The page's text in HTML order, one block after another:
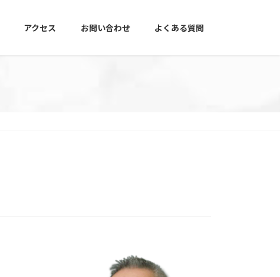
アクセス お問い合わせ よくある質問